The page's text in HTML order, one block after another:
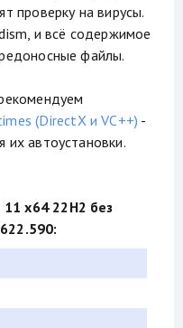
проверку на вирусы.
и всё содержимое
файлы.
(DirectX и VC++) -
автоустановки.
x64 22H2 без
Update) :